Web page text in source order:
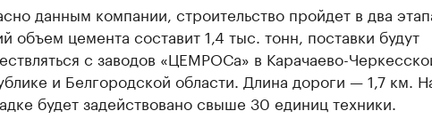
данным компании, строительство пройдет в два
объем цемента составит 1,4 тыс. тонн, поставки будут
с заводов «ЦЕМРОСа» в Карачаево-
и Белгородской области. Длина дороги — 1,7 км.
будет задействовано свыше 30 единиц техники.